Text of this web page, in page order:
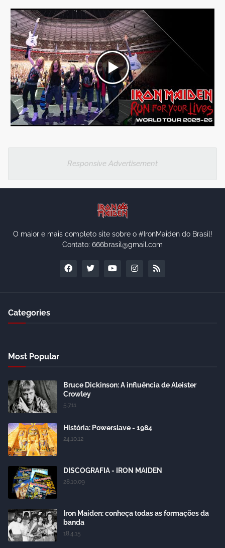
Responsive Advertisement
O maior e mais completo site sobre o #IronMaiden do Brasil!
Contato: 666brasil@gmail.com
Categories
Most Popular
Bruce Dickinson: A influência de Aleister
Crowley
5.7.11
História: Powerslave - 1984
24.10.12
DISCOGRAFIA - IRON MAIDEN
28.10.09
Iron Maiden: conheça todas as formações da
banda
18.4.15